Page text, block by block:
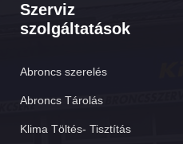
Szerviz
szolgáltatások
Abroncs szerelés
Abroncs Tárolás
Klima Töltés- Tisztítás